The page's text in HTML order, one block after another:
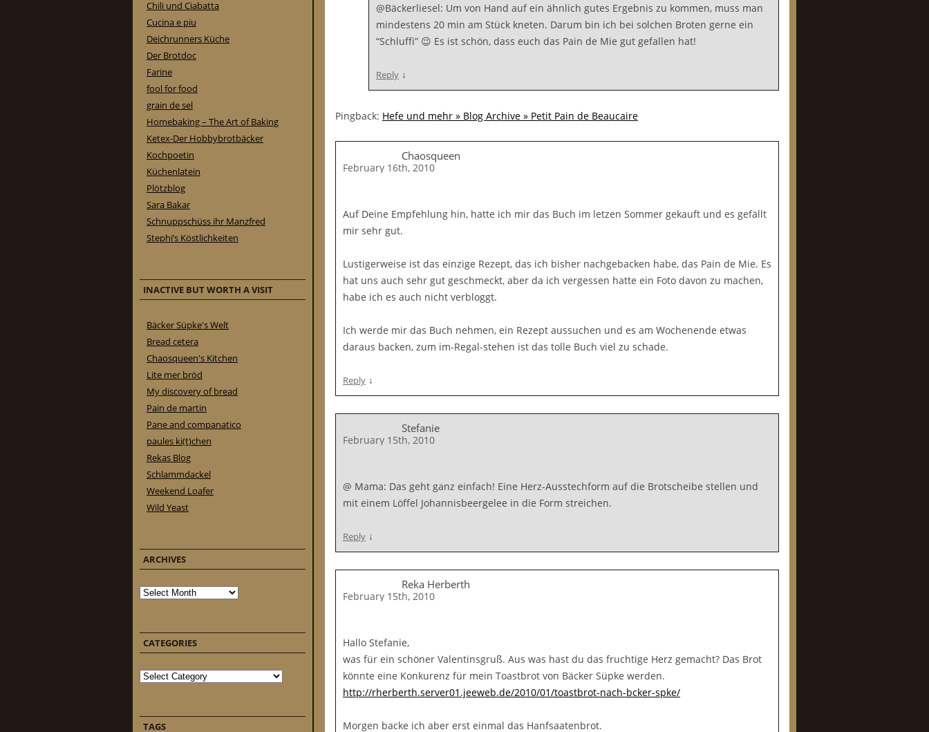
@Bäckerliesel: Um von Hand auf ein ähnlich gutes Ergebnis zu kommen, muss man
mindestens 20 min am Stück kneten. Darum bin ich bei solchen Broten gerne ein
“Schluffi” 😉 Es ist schön, dass euch das Pain de Mie gut gefallen hat!
Reply ↓
Pingback: Hefe und mehr » Blog Archive » Petit Pain de Beaucaire
Chaosqueen
February 16th, 2010
Auf Deine Empfehlung hin, hatte ich mir das Buch im letzen Sommer gekauft und es gefällt
mir sehr gut.
Lustigerweise ist das einzige Rezept, das ich bisher nachgebacken habe, das Pain de Mie. Es
hat uns auch sehr gut geschmeckt, aber da ich vergessen hatte ein Foto davon zu machen,
habe ich es auch nicht verbloggt.
Ich werde mir das Buch nehmen, ein Rezept aussuchen und es am Wochenende etwas
daraus backen, zum im-Regal-stehen ist das tolle Buch viel zu schade.
Reply ↓
Stefanie
February 15th, 2010
@ Mama: Das geht ganz einfach! Eine Herz-Ausstechform auf die Brotscheibe stellen und
mit einem Löffel Johannisbeergelee in die Form streichen.
Reply ↓
Reka Herberth
February 15th, 2010
Hallo Stefanie,
was für ein schöner Valentinsgruß. Aus was hast du das fruchtige Herz gemacht? Das Brot
könnte eine Konkurenz für mein Toastbrot von Bäcker Süpke werden.
http://rherberth.server01.jeeweb.de/2010/01/toastbrot-nach-bcker-spke/
Morgen backe ich aber erst einmal das Hanfsaatenbrot.
Chili und Ciabatta
Cucina e piu
Deichrunners Küche
Der Brotdoc
Farine
fool for food
grain de sel
Homebaking – The Art of Baking
Ketex-Der Hobbybrotbäcker
Kochpoetin
Küchenlatein
Plötzblog
Sara Bakar
Schnuppschüss ihr Manzfred
Stephi’s Köstlichkeiten
INACTIVE BUT WORTH A VISIT
Bäcker Süpke's Welt
Bread cetera
Chaosqueen's Kitchen
Lite mer bröd
My discovery of bread
Pain de martin
Pane and companatico
paules ki(t)chen
Rekas Blog
Schlammdackel
Weekend Loafer
Wild Yeast
ARCHIVES
Archives
CATEGORIES
Categories
TAGS